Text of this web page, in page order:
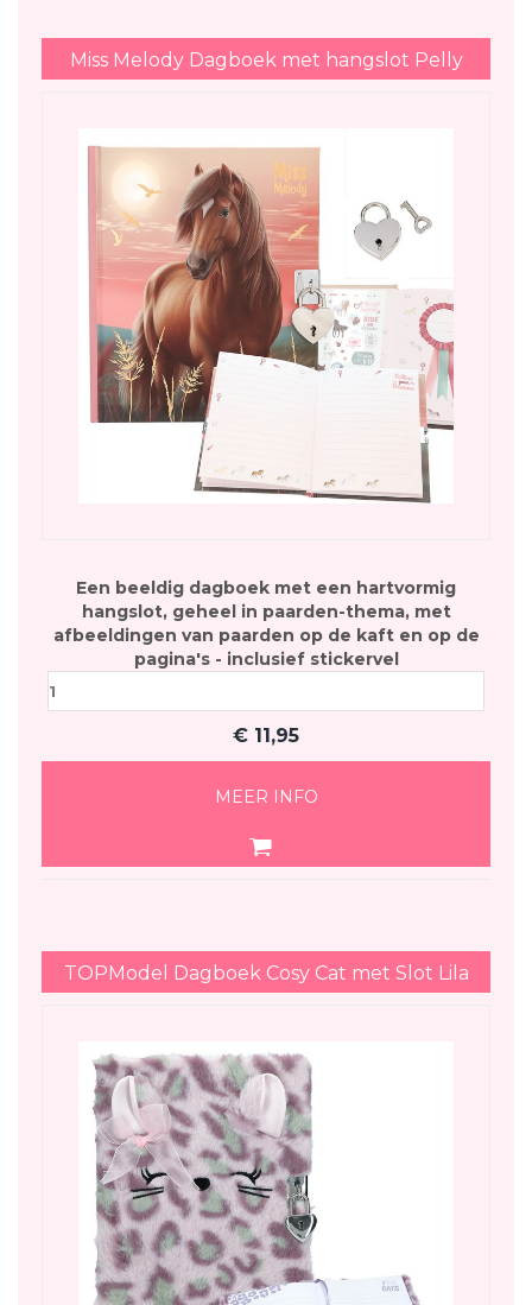
Miss Melody Dagboek met hangslot Pelly
Een beeldig dagboek met een hartvormig
hangslot, geheel in paarden-thema, met
afbeeldingen van paarden op de kaft en op de
pagina's - inclusief stickervel
€ 11,95
MEER INFO
TOPModel Dagboek Cosy Cat met Slot Lila